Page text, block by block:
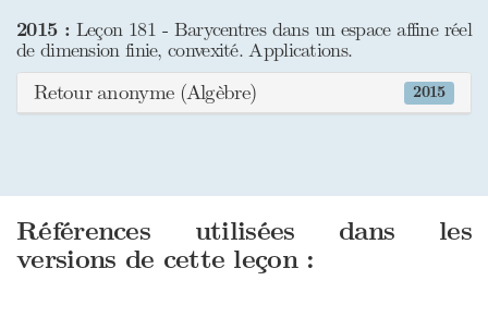
2015 : Leçon 181 - Barycentres dans un espace affine réel
de dimension finie, convexité. Applications.
2015
Retour anonyme (Algèbre)
Références utilisées dans les
versions de cette leçon :